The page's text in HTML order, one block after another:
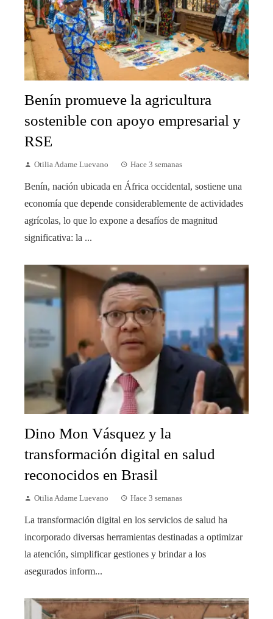
Benín promueve la agricultura
sostenible con apoyo empresarial y
RSE
Otilia Adame Luevano Hace 3 semanas
Benín, nación ubicada en África occidental, sostiene una
economía que depende considerablemente de actividades
agrícolas, lo que lo expone a desafíos de magnitud
significativa: la ...
Dino Mon Vásquez y la
transformación digital en salud
reconocidos en Brasil
Otilia Adame Luevano Hace 3 semanas
La transformación digital en los servicios de salud ha
incorporado diversas herramientas destinadas a optimizar
la atención, simplificar gestiones y brindar a los
asegurados inform...